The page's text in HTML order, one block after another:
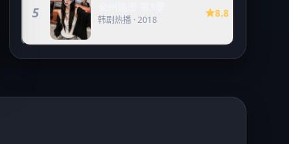
5 韩剧热播·2018
8.8